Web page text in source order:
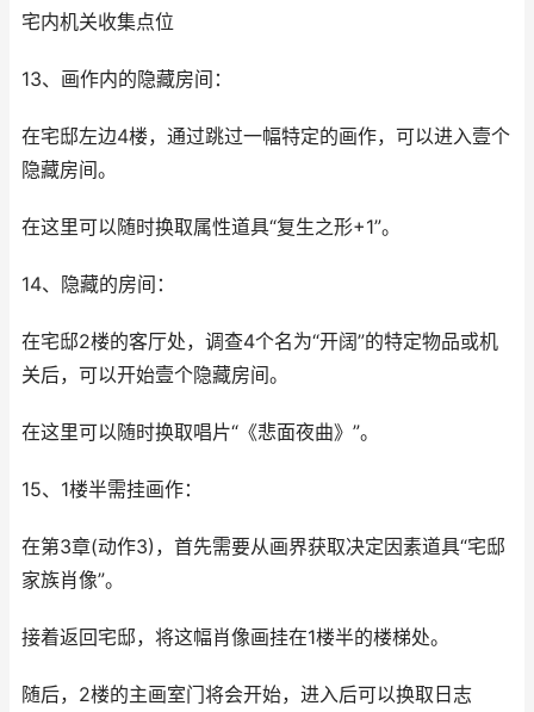
宅内机关收集点位
13、画作内的隐藏房间：
在宅邸左边4楼，通过跳过一幅特定的画作，可以进入壹个
隐藏房间。
在这里可以随时换取属性道具“复生之形+1”。
14、隐藏的房间：
在宅邸2楼的客厅处，调查4个名为“开阔”的特定物品或机
关后，可以开始壹个隐藏房间。
在这里可以随时换取唱片“《悲面夜曲》”。
15、1楼半需挂画作：
在第3章(动作3)，首先需要从画界获取决定因素道具“宅邸
家族肖像”。
接着返回宅邸，将这幅肖像画挂在1楼半的楼梯处。
随后，2楼的主画室门将会开始，进入后可以换取日志